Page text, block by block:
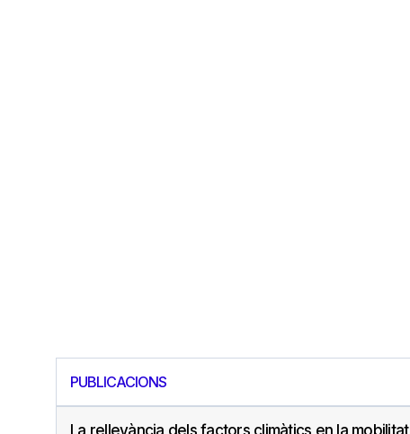
PUBLICACIONS
La rellevància dels factors climàtics en la mobilitat